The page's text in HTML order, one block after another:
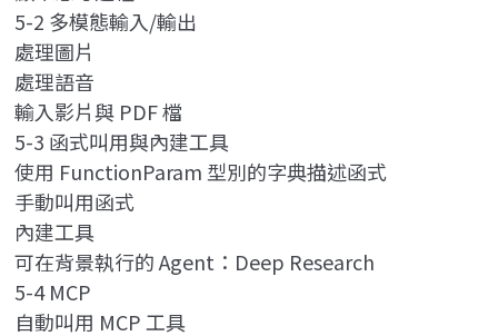
5-2 多模態輸入/輸出
處理圖片
處理語音
輸入影片與 PDF 檔
5-3 函式叫用與內建工具
使用 FunctionParam 型別的字典描述函式
手動叫用函式
內建工具
可在背景執行的 Agent：Deep Research
5-4 MCP
自動叫用 MCP 工具